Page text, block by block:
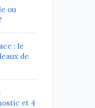
ou
: le
de
et 4